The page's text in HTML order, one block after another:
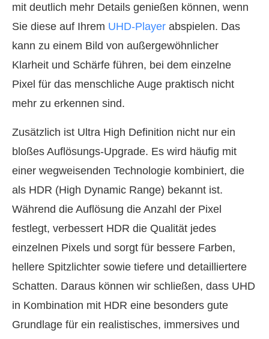
mit deutlich mehr Details genießen können, wenn
Sie diese auf Ihrem UHD-Player abspielen. Das
kann zu einem Bild von außergewöhnlicher
Klarheit und Schärfe führen, bei dem einzelne
Pixel für das menschliche Auge praktisch nicht
mehr zu erkennen sind.
Zusätzlich ist Ultra High Definition nicht nur ein
bloßes Auflösungs-Upgrade. Es wird häufig mit
einer wegweisenden Technologie kombiniert, die
als HDR (High Dynamic Range) bekannt ist.
Während die Auflösung die Anzahl der Pixel
festlegt, verbessert HDR die Qualität jedes
einzelnen Pixels und sorgt für bessere Farben,
hellere Spitzlichter sowie tiefere und detailliertere
Schatten. Daraus können wir schließen, dass UHD
in Kombination mit HDR eine besonders gute
Grundlage für ein realistisches, immersives und